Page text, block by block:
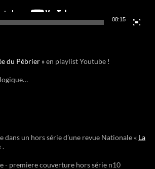
08:15
du Pébrier »en playlist Youtube !
dans un hors série d’une revue Nationale « La
.